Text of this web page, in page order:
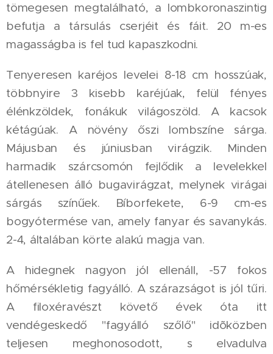
tömegesen megtalálható, a lombkoronaszintig
befutja a társulás cserjéit és fáit. 20 m-es
magasságba is fel tud kapaszkodni.
Tenyeresen karéjos levelei 8-18 cm hosszúak,
többnyire 3 kisebb karéjúak, felül fényes
élénkzöldek, fonákuk világoszöld. A kacsok
kétágúak. A növény őszi lombszíne sárga.
Májusban és júniusban virágzik. Minden
harmadik szárcsomón fejlődik a levelekkel
átellenesen álló bugavirágzat, melynek virágai
sárgás színűek. Bíborfekete, 6-9 cm-es
bogyótermése van, amely fanyar és savanykás.
2-4, általában körte alakú magja van.
A hidegnek nagyon jól ellenáll, -57 fokos
hőmérsékletig fagyálló. A szárazságot is jól tűri.
A filoxéravészt követő évek óta itt
vendégeskedő "fagyálló szőlő" idõközben
teljesen meghonosodott, s elvadulva